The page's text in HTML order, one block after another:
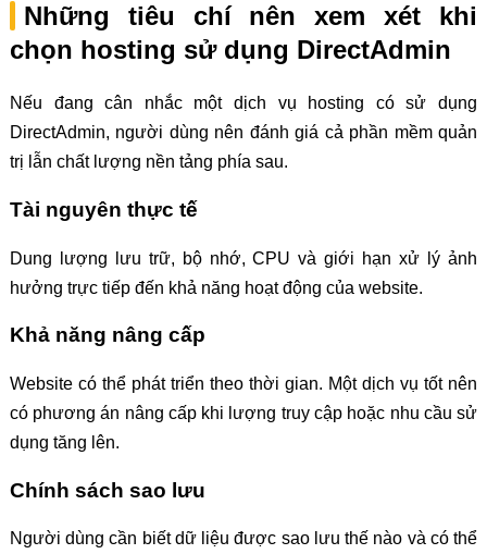
Những tiêu chí nên xem xét khi
chọn hosting sử dụng DirectAdmin
Nếu đang cân nhắc một dịch vụ hosting có sử dụng
DirectAdmin, người dùng nên đánh giá cả phần mềm quản
trị lẫn chất lượng nền tảng phía sau.
Tài nguyên thực tế
Dung lượng lưu trữ, bộ nhớ, CPU và giới hạn xử lý ảnh
hưởng trực tiếp đến khả năng hoạt động của website.
Khả năng nâng cấp
Website có thể phát triển theo thời gian. Một dịch vụ tốt nên
có phương án nâng cấp khi lượng truy cập hoặc nhu cầu sử
dụng tăng lên.
Chính sách sao lưu
Người dùng cần biết dữ liệu được sao lưu thế nào và có thể